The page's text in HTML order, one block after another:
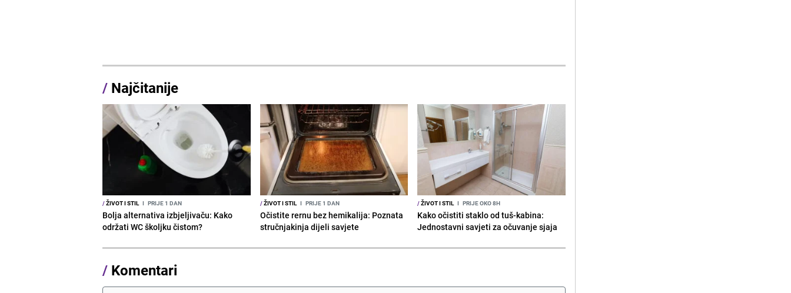
/ Najčitanije
/ŽIVOT I STIL I PRIJE 1 DAN
Bolja alternativa izbjeljivaču: Kako
održati WC školjku čistom?
/ŽIVOT I STIL I PRIJE 1 DAN
Očistite rernu bez hemikalija: Poznata
stručnjakinja dijeli savjete
/ŽIVOT I STIL I PRIJE OKO 8H
Kako očistiti staklo od tuš-kabina:
Jednostavni savjeti za očuvanje sjaja
/ Komentari